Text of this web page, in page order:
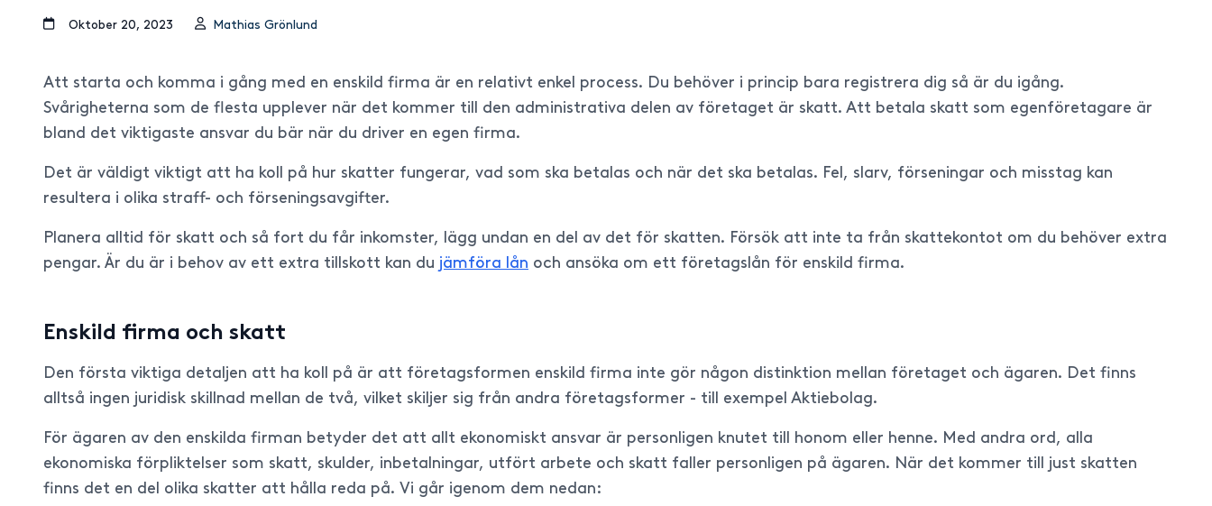
oktober 20, 2023 Mathias Grönlund
Att starta och komma i gång med en enskild firma är en relativt enkel process. Du behöver i princip bara registrera dig så är du igång.
Svårigheterna som de flesta upplever när det kommer till den administrativa delen av företaget är skatt. Att betala skatt som egenföretagare är
bland det viktigaste ansvar du bär när du driver en egen firma.
Det är väldigt viktigt att ha koll på hur skatter fungerar, vad som ska betalas och när det ska betalas. Fel, slarv, förseningar och misstag kan
resultera i olika straff- och förseningsavgifter.
Planera alltid för skatt och så fort du får inkomster, lägg undan en del av det för skatten. Försök att inte ta från skattekontot om du behöver extra
pengar. Är du är i behov av ett extra tillskott kan du jämföra lån och ansöka om ett företagslån för enskild firma.
Enskild firma och skatt
Den första viktiga detaljen att ha koll på är att företagsformen enskild firma inte gör någon distinktion mellan företaget och ägaren. Det finns
alltså ingen juridisk skillnad mellan de två, vilket skiljer sig från andra företagsformer - till exempel Aktiebolag.
För ägaren av den enskilda firman betyder det att allt ekonomiskt ansvar är personligen knutet till honom eller henne. Med andra ord, alla
ekonomiska förpliktelser som skatt, skulder, inbetalningar, utfört arbete och skatt faller personligen på ägaren. När det kommer till just skatten
finns det en del olika skatter att hålla reda på. Vi går igenom dem nedan: